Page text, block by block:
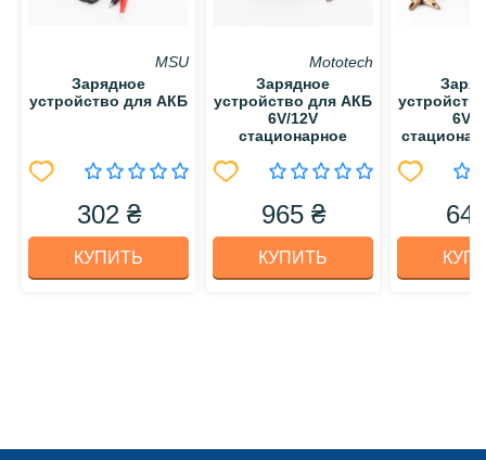
MSU
Зарядное
устройство для АКБ
302 ₴
КУПИТЬ
Mototech
Зарядное
устройство для АКБ
6V/12V
стационарное
965 ₴
КУПИТЬ
6V/